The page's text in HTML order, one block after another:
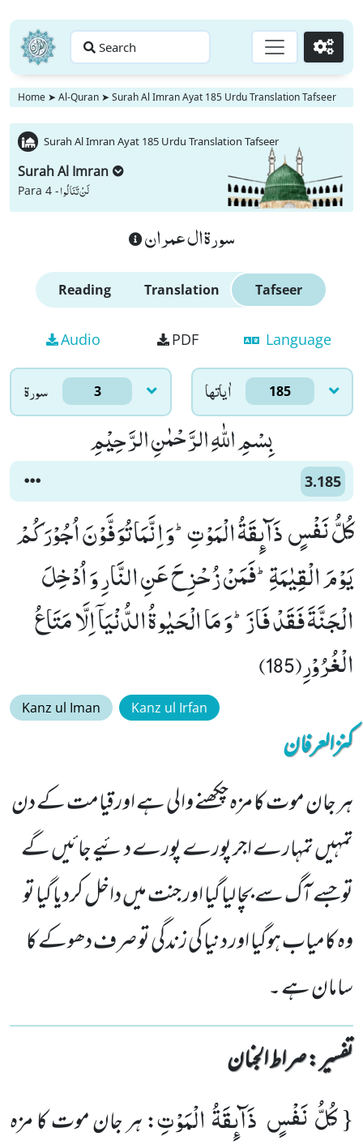
Search Go
Home ➤ Al-Quran ➤ Surah Al Imran Ayat 185 Urdu Translation Tafseer
Surah Al Imran Ayat 185 Urdu Translation Tafseer
Surah Al Imran
Para 4 -لَنْ تَنَالُوا
سورة ال عمران
Reading Translation Tafseer
Audio PDF Language
سورۃ 3 اٰياتها 185
بِسْمِ اللّٰهِ الرَّحْمٰنِ الرَّحِیْمِ
3.185
كُلُّ نَفْسٍ ذَآىٕقَةُ الْمَوْتِؕ-وَ اِنَّمَا تُوَفَّوْنَ اُجُوْرَكُمْ
یَوْمَ الْقِیٰمَةِؕ-فَمَنْ زُحْزِحَ عَنِ النَّارِ وَ اُدْخِلَ
الْجَنَّةَ فَقَدْ فَازَؕ-وَ مَا الْحَیٰوةُ الدُّنْیَاۤ اِلَّا مَتَاعُ
الْغُرُوْرِ(185)
Kanz ul Iman Kanz ul Irfan
کنزالعرفان
ہر جان موت کا مزہ چکھنے والی ہے اورقیامت کے دن
تمہیں تمہارے اجر پورے پورے دئیے جائیں گے
توجسے آگ سے بچا لیا گیا اور جنت میں داخل کردیا گیا تو
وہ کامیاب ہوگیا اور دنیا کی زندگی تو صرف دھوکے کا
سامان ہے ۔
تفسیر : ‎صراط الجنان
{كُلُّ نَفْسٍ ذَآىٕقَةُ الْمَوْتِ: ہر جان موت کا مزہ